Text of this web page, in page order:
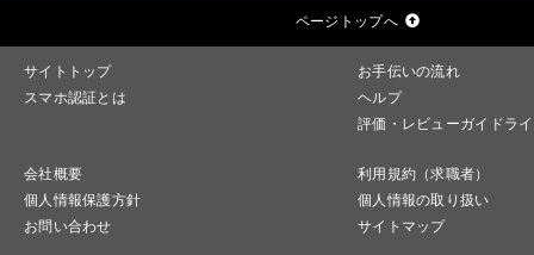
ページトップへ
サイトトップ
お手伝いの流れ
スマホ認証とは
ヘルプ
評価・レビューガイドラ
会社概要
利用規約（求職者）
個人情報保護方針
個人情報の取り扱い
お問い合わせ
サイトマップ